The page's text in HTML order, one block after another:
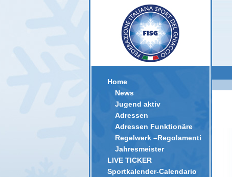
Home
News
Jugend aktiv
Adressen
Adressen Funktionäre
Regelwerk –Regolamenti
Jahresmeister
LIVE TICKER
Sportkalender-Calendario